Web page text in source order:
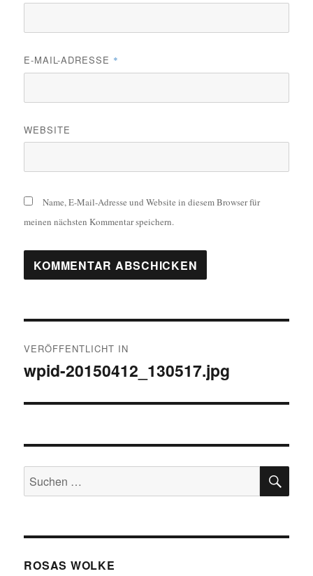
E-MAIL-ADRESSE *
WEBSITE
Name, E-Mail-Adresse und Website in diesem Browser für
meinen nächsten Kommentar speichern.
VERÖFFENTLICHT IN
wpid-20150412_130517.jpg
Suchen
nach:
ROSAS WOLKE